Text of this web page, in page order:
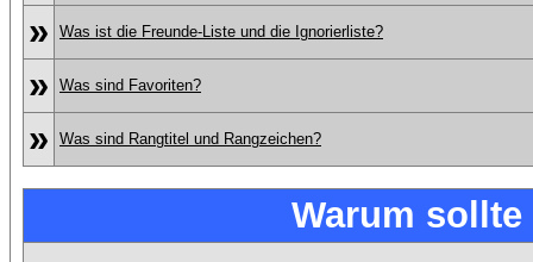
» Was ist die Freunde-Liste und die Ignorierliste?
» Was sind Favoriten?
» Was sind Rangtitel und Rangzeichen?
Warum